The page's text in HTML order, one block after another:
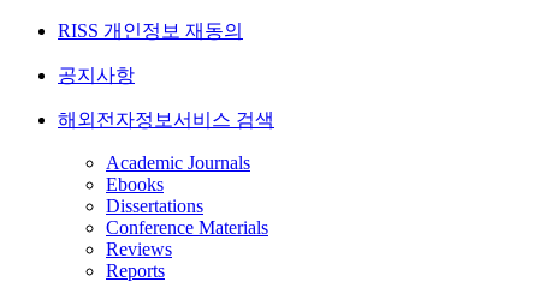
RISS 개인정보 재동의
공지사항
해외전자정보서비스 검색
Academic Journals
Ebooks
Dissertations
Conference Materials
Reviews
Reports